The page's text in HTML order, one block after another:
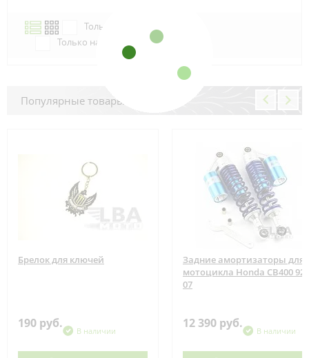
Только в наличии
Только наличие м.Аэропорт
Популярные товары
Брелок для ключей
190 руб.
В наличии
Задние амортизаторы для
мотоцикла Honda CB400 92-
07
12 390 руб.
В наличии